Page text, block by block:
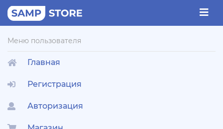
Меню пользователя
Главная
Регистрация
Авторизация